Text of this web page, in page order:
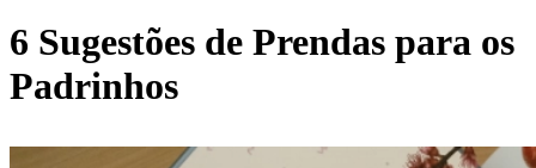
6 Sugestões de Prendas para os
Padrinhos